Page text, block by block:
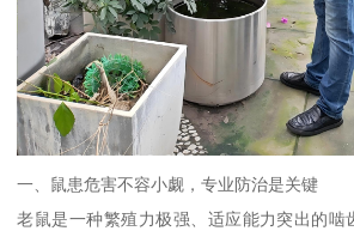
一、鼠患危害不容小觑，专业防治是关键
老鼠是一种繁殖力极强、适应能力突出的啮